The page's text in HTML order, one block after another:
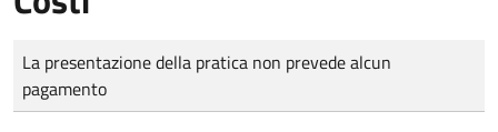
Tipo di pagamento
Importo
La presentazione della pratica non prevede alcun
pagamento